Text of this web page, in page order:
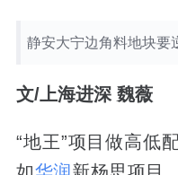
静安大宁边角料地块要
文/上海进深 魏薇
“地王”项目做高低
如华润新杨思项目、